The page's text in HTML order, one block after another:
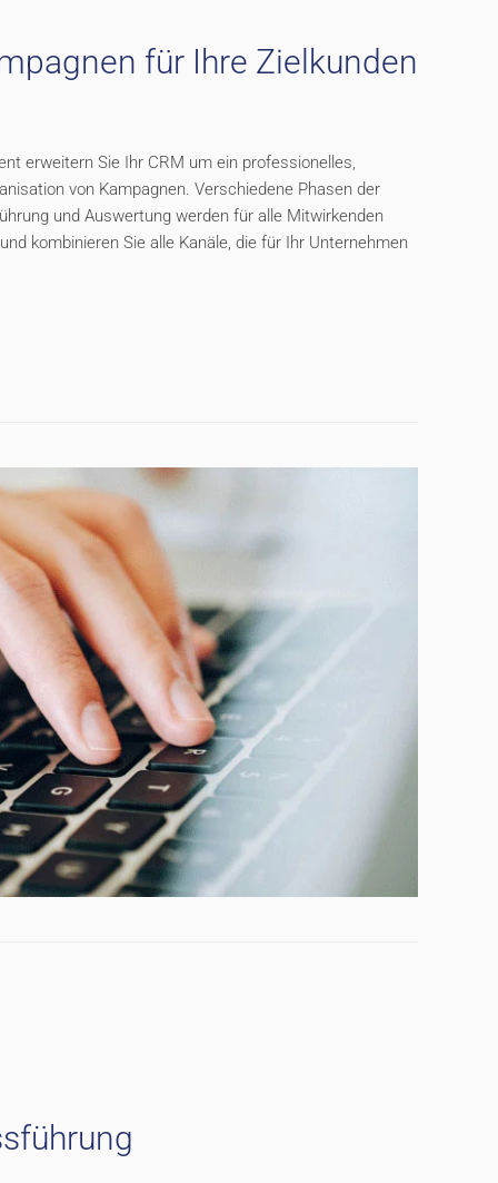
für Ihre Zielkunden
erweitern Sie Ihr CRM um ein professionelles,
von Kampagnen. Verschiedene Phasen der
und Auswertung werden für alle Mitwirkenden
kombinieren Sie alle Kanäle, die für Ihr Unternehmen